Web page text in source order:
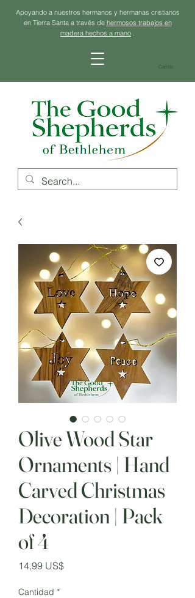
Apoyando a nuestros hermanos y hermanas cristianos
en Tierra Santa a través de hermosos trabajos en
madera hechos a mano .
Carrito
Olive Wood Star
Ornaments | Hand
Carved Christmas
Decoration | Pack
of 4
14,99 US$Precio
Cantidad *